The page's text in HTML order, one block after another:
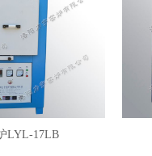
LYL-17LB